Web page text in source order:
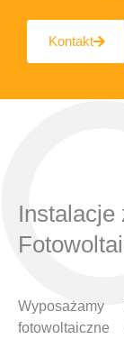
Kontakt
Instalacje